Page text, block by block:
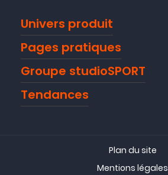
Univers produit
Pages pratiques
Groupe studioSPORT
Tendances
Plan du site
Mentions légales